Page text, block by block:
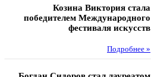
Козина Виктория стала
победителем Международного
фестиваля искусств
Подробнее »